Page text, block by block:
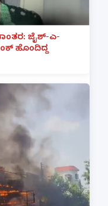
ಜೈಶ್-ಎ-
ಹೊಂದಿದ್ದ